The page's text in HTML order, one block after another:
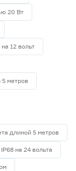
20 Вт
12 вольт
5 метров
длиной 5 метров
на 24 вольта